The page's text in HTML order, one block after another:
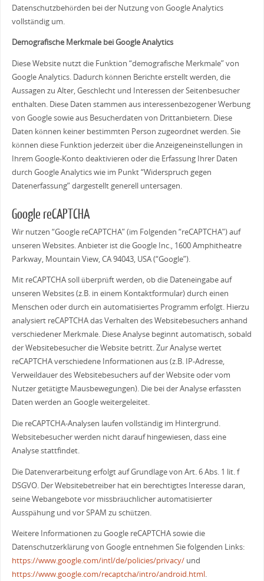
Datenschutzbehörden bei der Nutzung von Google Analytics
vollständig um.
Demografische Merkmale bei Google Analytics
Diese Website nutzt die Funktion “demografische Merkmale” von
Google Analytics. Dadurch können Berichte erstellt werden, die
Aussagen zu Alter, Geschlecht und Interessen der Seitenbesucher
enthalten. Diese Daten stammen aus interessenbezogener Werbung
von Google sowie aus Besucherdaten von Drittanbietern. Diese
Daten können keiner bestimmten Person zugeordnet werden. Sie
können diese Funktion jederzeit über die Anzeigeneinstellungen in
Ihrem Google-Konto deaktivieren oder die Erfassung Ihrer Daten
durch Google Analytics wie im Punkt “Widerspruch gegen
Datenerfassung” dargestellt generell untersagen.
Google reCAPTCHA
Wir nutzen “Google reCAPTCHA” (im Folgenden “reCAPTCHA”) auf
unseren Websites. Anbieter ist die Google Inc., 1600 Amphitheatre
Parkway, Mountain View, CA 94043, USA (“Google”).
Mit reCAPTCHA soll überprüft werden, ob die Dateneingabe auf
unseren Websites (z.B. in einem Kontaktformular) durch einen
Menschen oder durch ein automatisiertes Programm erfolgt. Hierzu
analysiert reCAPTCHA das Verhalten des Websitebesuchers anhand
verschiedener Merkmale. Diese Analyse beginnt automatisch, sobald
der Websitebesucher die Website betritt. Zur Analyse wertet
reCAPTCHA verschiedene Informationen aus (z.B. IP-Adresse,
Verweildauer des Websitebesuchers auf der Website oder vom
Nutzer getätigte Mausbewegungen). Die bei der Analyse erfassten
Daten werden an Google weitergeleitet.
Die reCAPTCHA-Analysen laufen vollständig im Hintergrund.
Websitebesucher werden nicht darauf hingewiesen, dass eine
Analyse stattfindet.
Die Datenverarbeitung erfolgt auf Grundlage von Art. 6 Abs. 1 lit. f
DSGVO. Der Websitebetreiber hat ein berechtigtes Interesse daran,
seine Webangebote vor missbräuchlicher automatisierter
Ausspähung und vor SPAM zu schützen.
Weitere Informationen zu Google reCAPTCHA sowie die
Datenschutzerklärung von Google entnehmen Sie folgenden Links:
https://www.google.com/intl/de/policies/privacy/und
https://www.google.com/recaptcha/intro/android.html.